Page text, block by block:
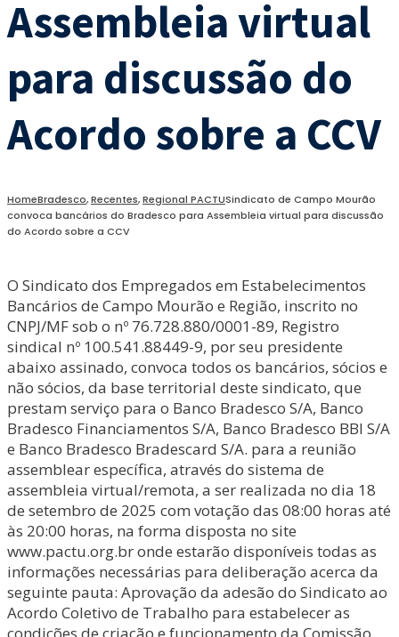
Assembleia virtual
para discussão do
Acordo sobre a CCV
HomeBradesco,Recentes,Regional PACTUSindicato de Campo Mourão
convoca bancários do Bradesco para Assembleia virtual para discussão
do Acordo sobre a CCV
O Sindicato dos Empregados em Estabelecimentos
Bancários de Campo Mourão e Região, inscrito no
CNPJ/MF sob o nº 76.728.880/0001-89, Registro
sindical nº 100.541.88449-9, por seu presidente
abaixo assinado, convoca todos os bancários, sócios e
não sócios, da base territorial deste sindicato, que
prestam serviço para o Banco Bradesco S/A, Banco
Bradesco Financiamentos S/A, Banco Bradesco BBI S/A
e Banco Bradesco Bradescard S/A. para a reunião
assemblear específica, através do sistema de
assembleia virtual/remota, a ser realizada no dia 18
de setembro de 2025 com votação das 08:00 horas até
às 20:00 horas, na forma disposta no site
www.pactu.org.br onde estarão disponíveis todas as
informações necessárias para deliberação acerca da
seguinte pauta: Aprovação da adesão do Sindicato ao
Acordo Coletivo de Trabalho para estabelecer as